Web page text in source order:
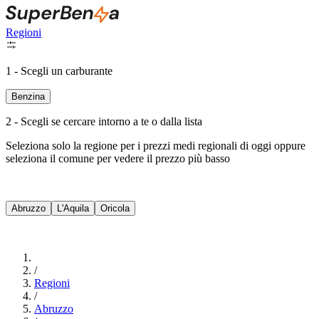
Regioni
1 - Scegli un carburante
Benzina
2 - Scegli se cercare intorno a te o dalla lista
Seleziona solo la regione per i prezzi medi regionali di oggi oppure
seleziona il comune per vedere il prezzo più basso
Abruzzo L'Aquila Oricola
/
Regioni
/
Abruzzo